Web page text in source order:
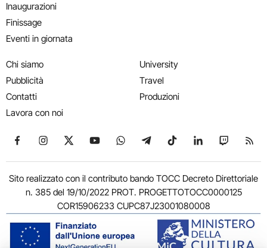
Inaugurazioni
Finissage
Eventi in giornata
Chi siamo
Pubblicità
Contatti
Lavora con noi
University
Travel
Produzioni
Seguici su Facebook
Seguici su Instagram
Seguici su X
Seguici su YouTube
Seguici su WhatsApp
Seguici su Telegram
Seguici su TikTok
Seguici su
Seguici
Sito realizzato con il contributo bando TOCC Decreto Direttoriale
n. 385 del 19/10/2022 PROT. PROGETTOTOCC0000125
COR15906233 CUPC87J23001080008